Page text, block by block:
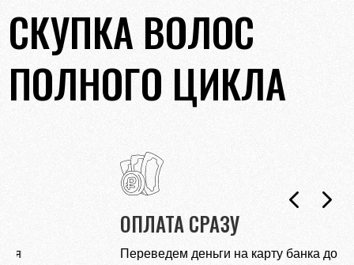
СКУПКА ВОЛОС
ПОЛНОГО ЦИКЛА
ЧЕСТНАЯ ЦЕНА
Никогда не вводим в заблуждение нереалистичными